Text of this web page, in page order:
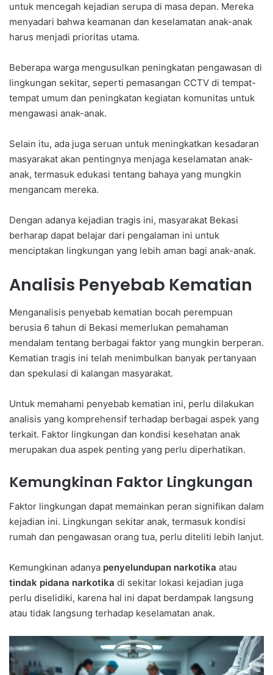
untuk mencegah kejadian serupa di masa depan. Mereka
menyadari bahwa keamanan dan keselamatan anak-anak
harus menjadi prioritas utama.
Beberapa warga mengusulkan peningkatan pengawasan di
lingkungan sekitar, seperti pemasangan CCTV di tempat-
tempat umum dan peningkatan kegiatan komunitas untuk
mengawasi anak-anak.
Selain itu, ada juga seruan untuk meningkatkan kesadaran
masyarakat akan pentingnya menjaga keselamatan anak-
anak, termasuk edukasi tentang bahaya yang mungkin
mengancam mereka.
Dengan adanya kejadian tragis ini, masyarakat Bekasi
berharap dapat belajar dari pengalaman ini untuk
menciptakan lingkungan yang lebih aman bagi anak-anak.
Analisis Penyebab Kematian
Menganalisis penyebab kematian bocah perempuan
berusia 6 tahun di Bekasi memerlukan pemahaman
mendalam tentang berbagai faktor yang mungkin berperan.
Kematian tragis ini telah menimbulkan banyak pertanyaan
dan spekulasi di kalangan masyarakat.
Untuk memahami penyebab kematian ini, perlu dilakukan
analisis yang komprehensif terhadap berbagai aspek yang
terkait. Faktor lingkungan dan kondisi kesehatan anak
merupakan dua aspek penting yang perlu diperhatikan.
Kemungkinan Faktor Lingkungan
Faktor lingkungan dapat memainkan peran signifikan dalam
kejadian ini. Lingkungan sekitar anak, termasuk kondisi
rumah dan pengawasan orang tua, perlu diteliti lebih lanjut.
Kemungkinan adanya penyelundupan narkotika atau
tindak pidana narkotika di sekitar lokasi kejadian juga
perlu diselidiki, karena hal ini dapat berdampak langsung
atau tidak langsung terhadap keselamatan anak.